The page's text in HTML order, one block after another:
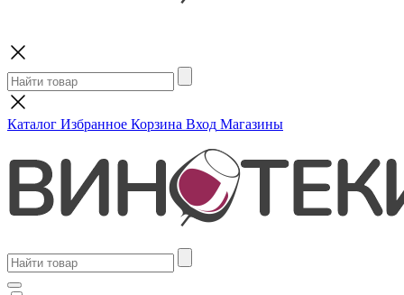
Каталог Избранное Корзина Вход Магазины